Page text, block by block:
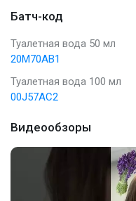
Батч-код
Туалетная вода 50 мл
20M70AB1
Туалетная вода 100 мл
00J57AC2
Видеообзоры